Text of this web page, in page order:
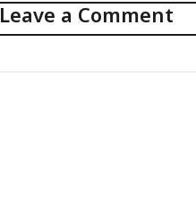
Leave a Comment